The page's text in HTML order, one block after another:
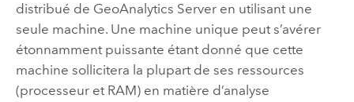
distribué de GeoAnalytics Serveren utilisant une
seule machine. Une machine unique peut s’avérer
étonnamment puissante étant donné que cette
machine sollicitera la plupart de ses ressources
(processeur et RAM) en matière d’analyse